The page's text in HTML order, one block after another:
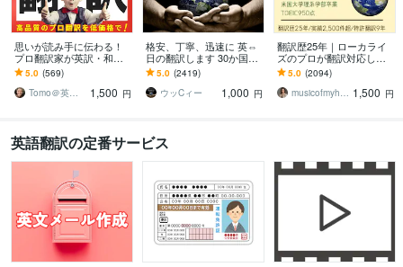
思いが読み手に伝わる！
プロ翻訳家が英訳・和訳
します 実績多数！国内外
で実務翻訳歴10年！高品
質・安価・高い信頼性
5.0 (569)
Tomo＠英語翻訳家
1,500 円
格安、丁寧、迅速に 英⇔
日の翻訳します 30か国世
界を飛び回った経験を活
かし、あなたと世界を繋
ぎます
5.0 (2419)
ウッCィー
1,000 円
翻訳歴25年｜ローカライ
ズのプロが翻訳対応しま
す 翻訳を超えたローカラ
イゼーションで自然な表
現に仕上げます
5.0 (2094)
musicofmyheart 1,500 円
英語翻訳の定番サービス